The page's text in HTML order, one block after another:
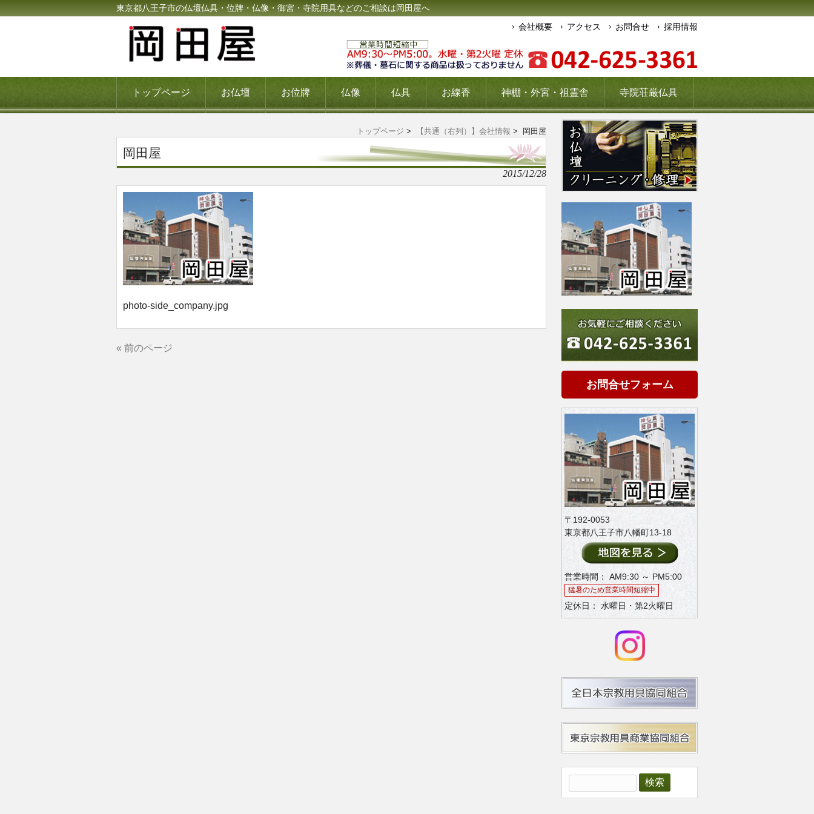
東京都八王子市の仏壇仏具・位牌・仏像・御宮・寺院用具などのご相談は岡田屋へ
会社概要
アクセス お問合せ 採用情報
トップページ お仏壇 お位牌 仏像 仏具 お線香 神棚・外宮・祖霊舎 寺院荘厳仏具
トップページ > 【共通（右列）】会社情報 > 岡田屋
岡田屋
2015/12/28
photo-side_company.jpg
« 前のページ
お問合せフォーム
〒192-0053
東京都八王子市八幡町13-18
営業時間： AM9:30 ～ PM5:00
猛暑のため営業時間短縮中
定休日： 水曜日・第2火曜日